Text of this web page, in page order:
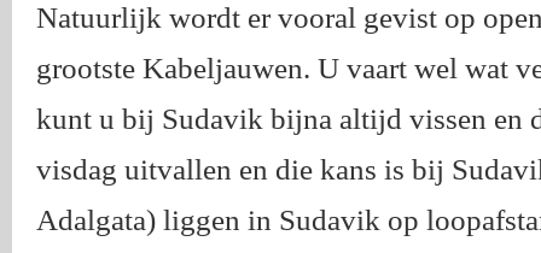
Natuurlijk wordt er vooral gevist op
grootste Kabeljauwen. U vaart wel wat
kunt u bij Sudavik bijna altijd vissen en
visdag uitvallen en die kans is bij
Adalgata) liggen in Sudavik op